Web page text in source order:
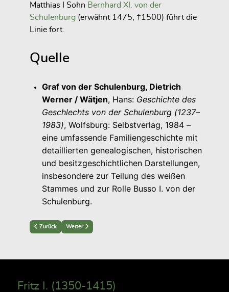
Matthias I Sohn Bernhard XI. von der
Schulenburg (erwähnt 1475, †1500) führt die
Linie fort.
Quelle
Graf von der Schulenburg, Dietrich
Werner / Wätjen, Hans: Geschichte des
Geschlechts von der Schulenburg (1237–
1983), Wolfsburg: Selbstverlag, 1984 –
eine umfassende Familiengeschichte mit
detaillierten genealogischen, historischen
und besitzgeschichtlichen Darstellungen,
insbesondere zur Teilung des weißen
Stammes und zur Rolle Busso I. von der
Schulenburg.
Previous article: Busso I. von der Schulenburg (1396–1477)
Zurück Next article: Bernhard XI (1475-1502)
Weiter
Fritz I. (1350-1415)